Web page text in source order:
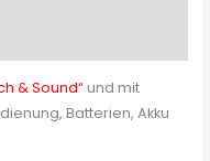
& Sound“und mit
Batterien, Akku